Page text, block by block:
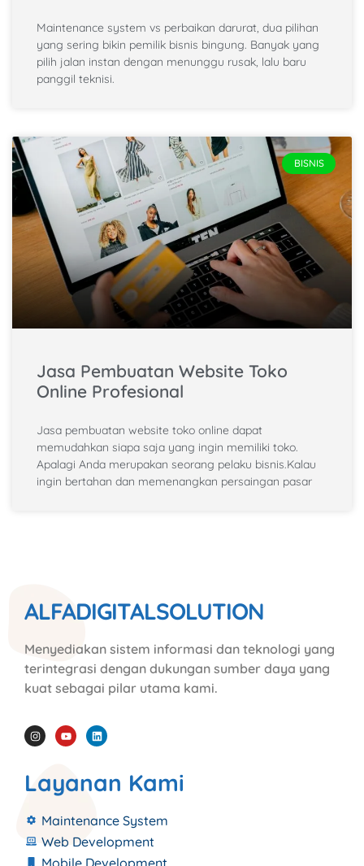
Maintenance system vs perbaikan darurat, dua pilihan
yang sering bikin pemilik bisnis bingung. Banyak yang
pilih jalan instan dengan menunggu rusak, lalu baru
panggil teknisi.
BISNIS
Jasa Pembuatan Website Toko
Online Profesional
Jasa pembuatan website toko online dapat
memudahkan siapa saja yang ingin memiliki toko.
Apalagi Anda merupakan seorang pelaku bisnis.Kalau
ingin bertahan dan memenangkan persaingan pasar
ALFADIGITALSOLUTION
Menyediakan sistem informasi dan teknologi yang
terintegrasi dengan dukungan sumber daya yang
kuat sebagai pilar utama kami.
Layanan Kami
Maintenance System
Web Development
Mobile Development